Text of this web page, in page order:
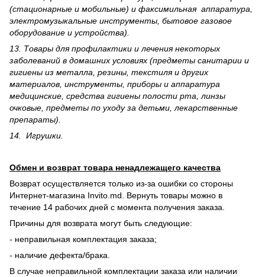
(стационарные и мобильные) и факсимильная аппаратура,
электрому­зыкальные инструменты, бытовое газовое
оборудование и устройства).
13. Товары для профилактики и лечения некоторых
заболеваний в домашних условиях (предметы санитарии и
гигиены из металла, резины, текстиля и других
материалов, инструменты, приборы и аппаратура
медицинские, средства гигиены полости рта, линзы
очковые, предметы по уходу за детьми, лекарственные
препараты).
14. Игрушки.
Обмен и возврат товара ненадлежащего качества
Возврат осуществляется только из-за ошибки со стороны
Интернет-магазина Invito.md. Вернуть товары можно в
течение 14 рабочих дней с момента получения заказа.
Причины для возврата могут быть следующие:
- неправильная комплектация заказа;
- наличие дефекта/брака.
В случае неправильной комплектации заказа или наличии